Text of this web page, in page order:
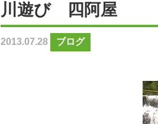
川遊び 四阿屋
2013.07.28 ブログ